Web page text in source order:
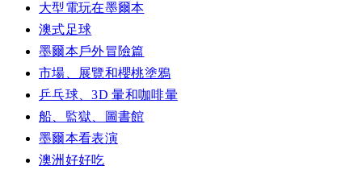
大型電玩在墨爾本
澳式足球
墨爾本戶外冒險篇
市場、展覽和櫻桃塗鴉
乒乓球、3D 暈和咖啡暈
船、監獄、圖書館
墨爾本看表演
澳洲好好吃